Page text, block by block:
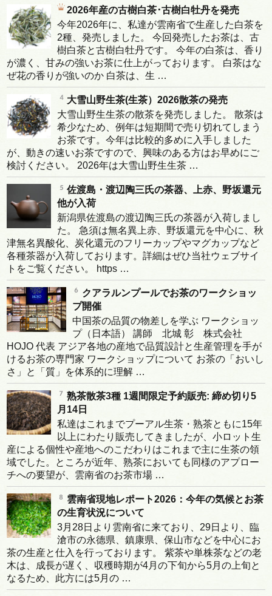
2026年産の古樹白茶･古樹白牡丹を発売
今年2026年に、私達が雲南省で生産した白茶を
2種、発売しました。 今回発売したお茶は、古
樹白茶と古樹白牡丹です。 今年の白茶は、香り
が濃く、甘みの強いお茶に仕上がっております。 白茶はな
ぜ花の香りが強いのか 白茶は、生 …
大雪山野生茶(生茶）2026散茶の発売
大雪山野生生茶の散茶を発売しました。 散茶は
希少なため、例年は短期間で売り切れてしまう
お茶です。今年は比較的多めに入手しました
が、動きの速いお茶ですので、興味のある方はお早めにご
検討ください。 2026年は大雪山野生生茶 …
佐渡島・渡辺陶三氏の茶器、上赤、野坂還元
他が入荷
新潟県佐渡島の渡辺陶三氏の茶器が入荷しまし
た。 急須は無名異上赤、野坂還元を中心に、秋
津無名異酸化、炭化還元のフリーカップやマグカップなど
各種茶器が入荷しております。詳細はぜひ当社ウェブサイ
トをご覧ください。 https …
クアラルンプールでお茶のワークショッ
プ開催
中国茶の品質の物差しを学ぶ ワークショッ
プ（日本語） 講師 北城 彰 株式会社
HOJO 代表 アジア各地の産地で品質設計と生産管理を手が
けるお茶の専門家 ワークショップについて お茶の「おいし
さ」と「質」を体系的に理解 …
熟茶散茶3種 1週間限定予約販売: 締め切り5
月14日
私達はこれまでプーアル生茶・熟茶ともに15年
以上にわたり販売してきましたが、小ロット生
産による個性や産地へのこだわりはこれまで主に生茶の領
域でした。ところが近年、熟茶においても同様のアプロー
チへの要望が、雲南省のお茶市場 …
雲南省現地レポート2026：今年の気候とお茶
の生育状況について
3月28日より雲南省に来ており、29日より、臨
滄市の永德県、鎮康県、保山市などを中心にお
茶の生産と仕入を行っております。 紫茶や単株茶などの老
木は、成長が遅く、収穫時期が4月の下旬から5月の上旬と
なるため、此方には5月の …